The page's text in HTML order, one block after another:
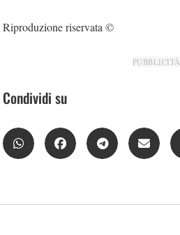
Riproduzione riservata ©
PUBBLICITÀ
Condividi su